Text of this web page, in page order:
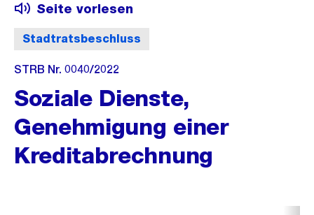
Stadtratsbeschluss
Seite vorlesen
STRB Nr. 0040/2022
Soziale Dienste,
Genehmigung einer
Kreditabrechnung